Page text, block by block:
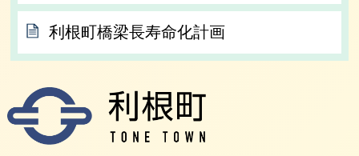
利根町橋梁長寿命化計画